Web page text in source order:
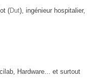
(Dut), ingénieur hospitalier,
Hardware... et surtout